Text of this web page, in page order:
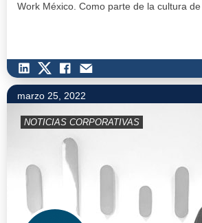
Work México. Como parte de la cultura
marzo 25, 2022
NOTICIAS CORPORATIVAS